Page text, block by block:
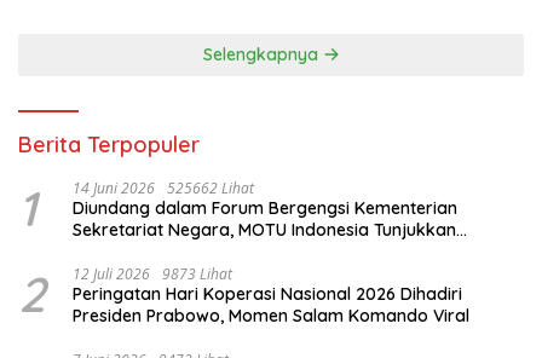
Selengkapnya
Berita Terpopuler
1 14 Juni 2026 525662 Lihat
Diundang dalam Forum Bergengsi Kementerian
Sekretariat Negara, MOTU Indonesia Tunjukkan
2 12 Juli 2026 9873 Lihat
Peringatan Hari Koperasi Nasional 2026 Dihadiri
Presiden Prabowo, Momen Salam Komando Viral